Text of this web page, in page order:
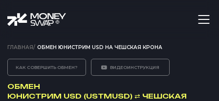
ГЛАВНАЯ/ ОБМЕН ЮНИСТРИМ USD НА ЧЕШСКАЯ КРОНА
КАК СОВЕРШИТЬ ОБМЕН? ВИДЕОИНСТРУКЦИЯ
ОБМЕН
ЮНИСТРИМ USD (USTMUSD) ⇄ ЧЕШСКАЯ